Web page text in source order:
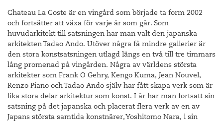
Chateau La Coste är en vingård som började ta form 2002
och fortsätter att växa för varje år som går. Som
huvudarkitekt till satsningen har man valt den japanska
arkitekten Tadao Ando. Utöver några få mindre gallerier är
den stora konstsatsningen utlagd längs en två till tre timmars
lång promenad på vingården. Några av världens största
arkitekter som Frank O Gehry, Kengo Kuma, Jean Nouvel,
Renzo Piano och Tadao Ando själv har fått skapa verk som är
lika stora delar arkitektur som konst. I år har man fortsatt sin
satsning på det japanska och placerat flera verk av en av
Japans största samtida konstnärer, Yoshitomo Nara, i sin